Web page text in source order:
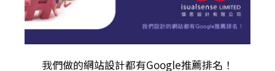
我們做的網站設計都有Google推薦排名！